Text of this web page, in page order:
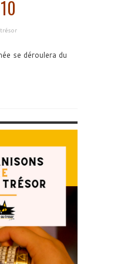
trésor
se déroulera du